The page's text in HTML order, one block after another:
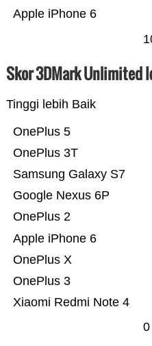
Apple iPhone 6
Skor 3DMark
Tinggi lebih Baik
Xiaomi Redmi Note 4
OnePlus 3
OnePlus X
Apple iPhone 6
OnePlus 2
Google Nexus 6P
Samsung Galaxy S7
OnePlus 3T
OnePlus 5
0